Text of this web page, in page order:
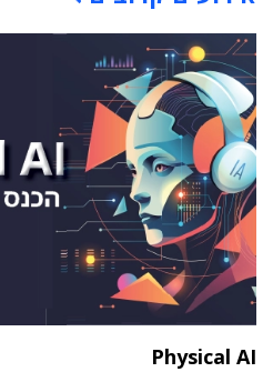
Physical AI